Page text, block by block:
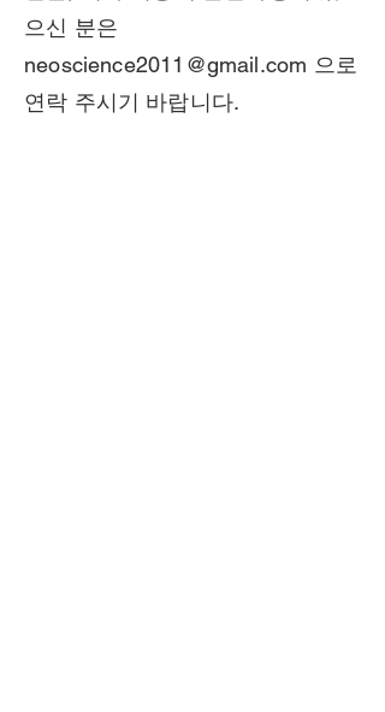
으신 분은
neoscience2011@gmail.com 으로
연락 주시기 바랍니다.